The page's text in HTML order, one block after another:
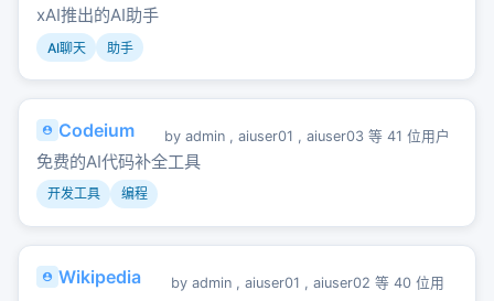
xAI推出的AI助手
AI聊天 助手
Codeium by admin , aiuser01 , aiuser03 等 41 位用户
免费的AI代码补全工具
开发工具 编程
Wikipedia by admin , aiuser01 , aiuser02 等 40 位用